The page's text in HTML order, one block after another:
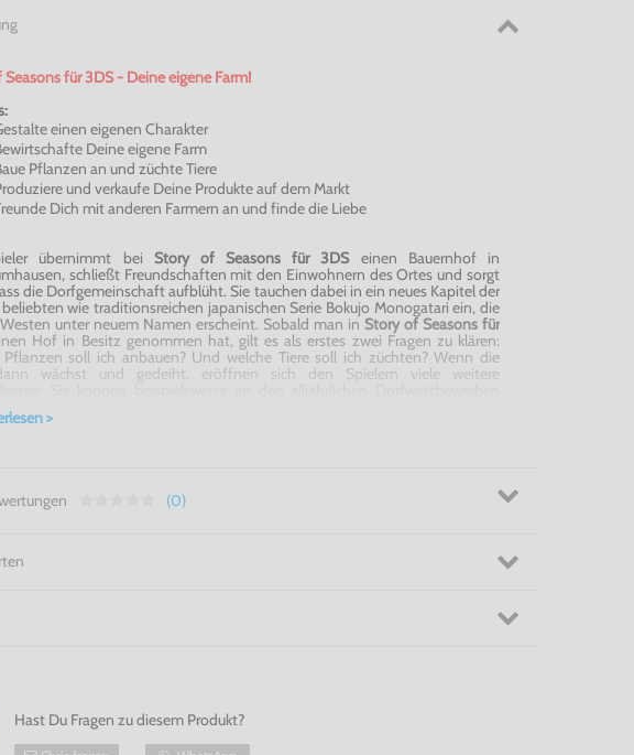
Seasonsfür 3DS - Deine eigene Farm!
einen eigenen Charakter
Deine eigene Farm
Pflanzen an und züchte Tiere
und verkaufe Deine Produkte auf dem Markt
Dich mit anderen Farmern an und finde die Liebe
übernimmt bei Story of Seasons für 3DS einen Bauernhof in
schließt Freundschaften mit den Einwohnern des Ortes und sorgt
die Dorfgemeinschaft aufblüht. Sie tauchen dabei in ein neues Kapitel der
wie traditionsreichen japanischen Serie Bokujo Monogatariein, die
unter neuem Namen erscheint. Sobald man in Story of Seasons für
Hof in Besitz genommen hat, gilt es als erstes zwei Fragen zu klären:
Pflanzen soll ich anbauen? Und welche Tiere soll ich züchten? Wenn die
wächst und gedeiht, eröffnen sich den Spielern viele weitere
eigene Möbel tischlern oder gar für ihre Mitbürger eine Safari mit
Wildtieren organisieren. Die Jungbauern können zudem in
auf dem Land - Story of Seasons
>
(0)
Hast Du Fragen zu diesem Produkt?